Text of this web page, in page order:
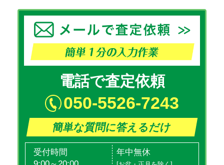
電話で査定依頼
050-5526-7243
簡単な質問に答えるだけ
受付時間
年中無休